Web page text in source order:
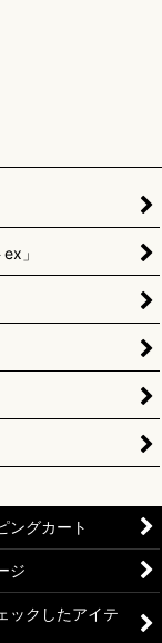
」
ングカート
ジ
ックしたアイテ